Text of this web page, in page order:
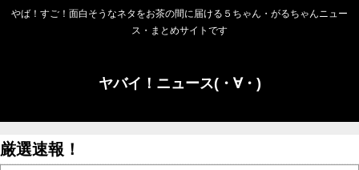
やば！すご！面白そうなネタをお茶の間に届ける５ちゃん・がるちゃんニュー
ス・まとめサイトです
ヤバイ！ニュース(・∀・)
厳選速報！